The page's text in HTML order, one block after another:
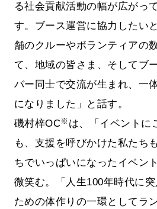
る社会貢献活動の幅が広がっ
す。ブース運営に協力したい
舗のクルーやボランティアの
て、地域の皆さま、そしてブ
バー同士で交流が生まれ、一
になりました」と話す。
磯村梓OC※ は、「イベントに
も、支援を呼びかけた私たち
ちでいっぱいになったイベン
微笑む。「人生100年時代に
ための体作りの一環としてラ